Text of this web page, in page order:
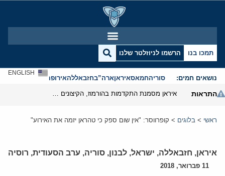
תמכו בנו הרשמו לניוזלטר שלנו
נושאים חמים: סוריהחמאסאיראןארה”בחזבאללהאירופהאנטישמיות
ENGLISH
התראות
ראשי > בלוגים > קופרווסר: "אין שום ספק כי טהראן יזמה את האירוע"
איראן, חזבאללה, ישראל, לבנון, סוריה, ערב הסעודית, רוסיה
11 פברואר, 2018